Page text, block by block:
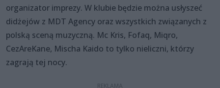
organizator imprezy. W klubie będzie można usłyszeć
didżejów z MDT Agency oraz wszystkich związanych z
polską sceną muzyczną. Mc Kris, Fofaq, Miqro,
CezAreKane, Mischa Kaido to tylko nieliczni, którzy
zagrają tej nocy.